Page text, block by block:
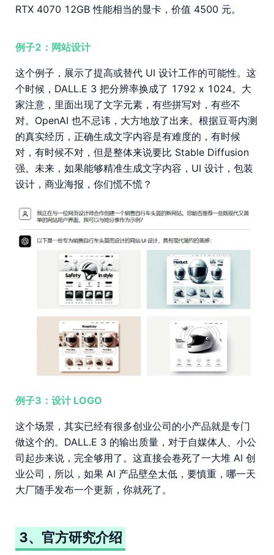
RTX 4070 12GB 性能相当的显卡，价值 4500 元。
例子2：网站设计
这个例子，展示了提高或替代 UI 设计工作的可能性。这
个时候，DALL.E 3 把分辨率换成了 1792 x 1024。大
家注意，里面出现了文字元素，有些拼写对，有些不
对。OpenAI 也不忌讳，大方地放了出来。根据豆哥内测
的真实经历，正确生成文字内容是有难度的，有时候
对，有时候不对，但是整体来说要比 Stable Diffusion
强。未来，如果能够精准生成文字内容，UI 设计，包装
设计，商业海报，你们慌不慌？
例子3：设计 LOGO
这个场景，其实已经有很多创业公司的小产品就是专门
做这个的。DALL.E 3 的输出质量，对于自媒体人、小公
司起步来说，完全够用了。这直接会卷死了一大堆 AI 创
业公司，所以，如果 AI 产品壁垒太低，要慎重，哪一天
大厂随手发布一个更新，你就死了。
3、官方研究介绍